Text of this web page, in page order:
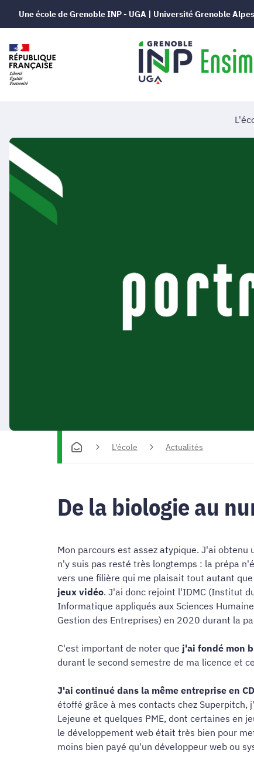
Une école de Grenoble INP - UGA | Université Grenoble Alpes
L'école Actualités
De la biologie au
Mon parcours est assez atypique. J'ai obtenu
n'y suis pas resté très longtemps : la prépa
vers une filière qui me plaisait tout autant
jeux vidéo. J'ai donc rejoint l'IDMC (Institut
Informatique appliqués aux Sciences
Gestion des Entreprises) en 2020 durant la
C'est important de noter que j'ai fondé mon
durant le second semestre de ma licence et
J'ai continué dans la même entreprise en
étoffé grâce à mes contacts chez Superpitch,
Lejeune et quelques PME, dont certaines en
le développement web était très bien pour
moins bien payé qu'un développeur web ou